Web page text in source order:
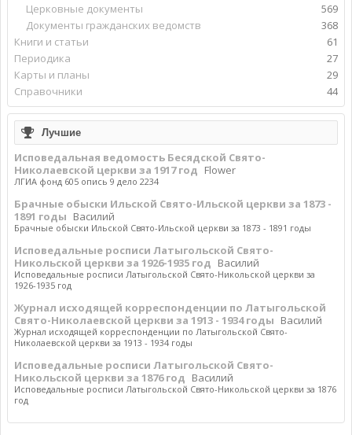
Церковные документы
569
Документы гражданских ведомств
368
Книги и статьи
61
Периодика
27
Карты и планы
29
Справочники
44
Лучшие
Исповедальная ведомость Бесядской Свято-
Николаевской церкви за 1917 год Flower
ЛГИА фонд 605 опись 9 дело 2234
Брачные обыски Ильской Свято-Ильской церкви за 1873 -
1891 годы Василий
Брачные обыски Ильской Свято-Ильской церкви за 1873 - 1891 годы
Исповедальные росписи Латыгольской Свято-
Никольской церкви за 1926-1935 год Василий
Исповедальные росписи Латыгольской Свято-Никольской церкви за
1926-1935 год
Журнал исходящей корреспонденции по Латыгольской
Свято-Николаевской церкви за 1913 - 1934 годы Василий
Журнал исходящей корреспонденции по Латыгольской Свято-
Николаевской церкви за 1913 - 1934 годы
Исповедальные росписи Латыгольской Свято-
Никольской церкви за 1876 год Василий
Исповедальные росписи Латыгольской Свято-Никольской церкви за 1876
год